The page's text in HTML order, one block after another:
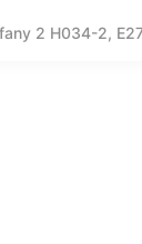
2 H034-2,